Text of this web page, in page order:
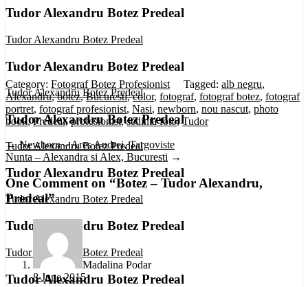
Tudor Alexandru Botez Predeal
Tudor Alexandru Botez Predeal
Tudor Alexandru Botez Predeal
Tudor Alexandru Botez Predeal
Tudor Alexandru Botez Predeal
Tudor Alexandru Botez Predeal
Tudor Alexandru Botez Predeal
Tudor Alexandru Botez Predeal
Tudor Alexandru Botez Predeal
Tudor Alexandru Botez Predeal
Tudor Alexandru Botez Predeal
Category: Fotograf Botez Profesionist Tagged: alb negru,
Alexandru,botez,Bucuresti,color, fotograf, fotograf botez, fotograf
portret, fotograf profesionist, Nasi, newborn, nou nascut, photo
book,Predeal,profesionist,sedinta foto,Tudor
←Newborn – Ares Andrei, Targoviste
Nunta – Alexandra si Alex, Bucuresti →
One Comment on “Botez – Tudor Alexandru,
Predeal”
Madalina Podar
8 June 2015